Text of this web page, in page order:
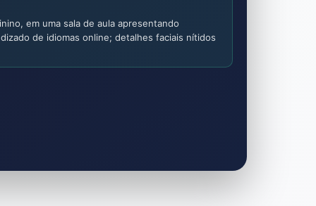
em uma sala de aula apresentando
de idiomas online; detalhes faciais nítidos